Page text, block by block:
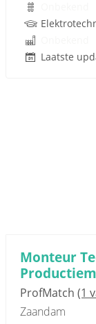
Laatste
Monteur
ProfMatch (1
Zaandam